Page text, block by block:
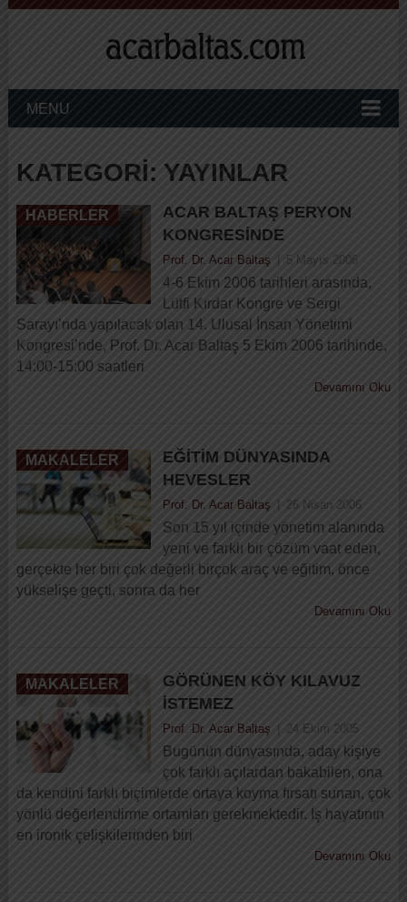
MENU
KATEGORI: YAYINLAR
HABERLER
ACAR BALTAŞ PERYON
KONGRESINDE
Prof. Dr. Acar Baltaş 5 Mayıs 2006
4-6 Ekim 2006 tarihleri arasında,
Lütfi Kırdar Kongre ve Sergi
Sarayı’nda yapılacak olan 14. Ulusal İnsan Yönetimi
Kongresi’nde, Prof. Dr. Acar Baltaş 5 Ekim 2006 tarihinde,
14:00-15:00 saatleri
Devamını Oku
MAKALELER
EĞITIM DÜNYASINDA
HEVESLER
Prof. Dr. Acar Baltaş 26 Nisan 2006
Son 15 yıl içinde yönetim alanında
yeni ve farklı bir çözüm vaat eden,
gerçekte her biri çok değerli birçok araç ve eğitim, önce
yükselişe geçti, sonra da her
Devamını Oku
MAKALELER
GÖRÜNEN KÖY KILAVUZ
İSTEMEZ
Prof. Dr. Acar Baltaş 24 Ekim 2005
Bugünün dünyasında, aday kişiye
çok farklı açılardan bakabilen, ona
da kendini farklı biçimlerde ortaya koyma fırsatı sunan, çok
yönlü değerlendirme ortamları gerekmektedir. İş hayatının
en ironik çelişkilerinden biri
Devamını Oku